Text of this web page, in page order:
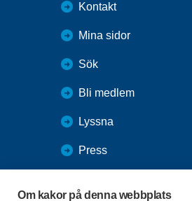
Om kakor på denna webbplats
Kontakt
Mina sidor
Sök
Bli medlem
Lyssna
Press